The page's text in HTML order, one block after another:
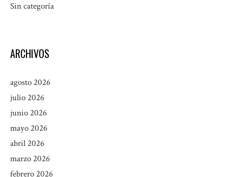
Sin categoría
ARCHIVOS
agosto 2026
julio 2026
junio 2026
mayo 2026
abril 2026
marzo 2026
febrero 2026